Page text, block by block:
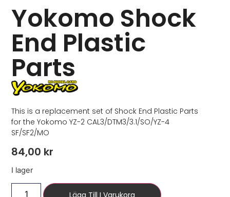
Yokomo Shock
End Plastic
Parts
This is a replacement set of Shock End Plastic Parts
for the Yokomo YZ-2 CAL3/DTM3/3.1/SO/YZ-4
SF/SF2/MO
84,00 kr
I lager